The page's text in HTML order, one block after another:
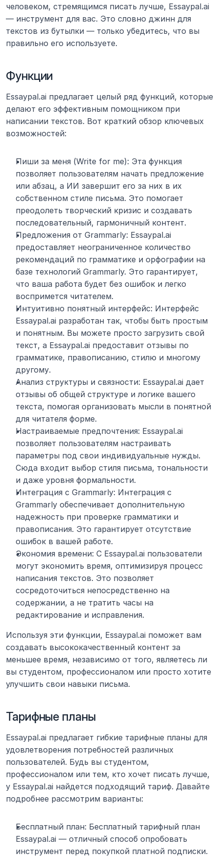
человеком, стремящимся писать лучше, Essaypal.ai
— инструмент для вас. Это словно джинн для
текстов из бутылки — только убедитесь, что вы
правильно его используете.
Функции
Essaypal.ai предлагает целый ряд функций, которые
делают его эффективным помощником при
написании текстов. Вот краткий обзор ключевых
возможностей:
Пиши за меня (Write for me): Эта функция
позволяет пользователям начать предложение
или абзац, а ИИ завершит его за них в их
собственном стиле письма. Это помогает
преодолеть творческий кризис и создавать
последовательный, гармоничный контент.
Предложения от Grammarly: Essaypal.ai
предоставляет неограниченное количество
рекомендаций по грамматике и орфографии на
базе технологий Grammarly. Это гарантирует,
что ваша работа будет без ошибок и легко
воспримется читателем.
Интуитивно понятный интерфейс: Интерфейс
Essaypal.ai разработан так, чтобы быть простым
и понятным. Вы можете просто загрузить свой
текст, а Essaypal.ai предоставит отзывы по
грамматике, правописанию, стилю и многому
другому.
Анализ структуры и связности: Essaypal.ai дает
отзывы об общей структуре и логике вашего
текста, помогая организовать мысли в понятной
для читателя форме.
Настраиваемые предпочтения: Essaypal.ai
позволяет пользователям настраивать
параметры под свои индивидуальные нужды.
Сюда входит выбор стиля письма, тональности
и даже уровня формальности.
Интеграция с Grammarly: Интеграция с
Grammarly обеспечивает дополнительную
надежность при проверке грамматики и
правописания. Это гарантирует отсутствие
ошибок в вашей работе.
Экономия времени: С Essaypal.ai пользователи
могут экономить время, оптимизируя процесс
написания текстов. Это позволяет
сосредоточиться непосредственно на
содержании, а не тратить часы на
редактирование и исправления.
Используя эти функции, Essaypal.ai поможет вам
создавать высококачественный контент за
меньшее время, независимо от того, являетесь ли
вы студентом, профессионалом или просто хотите
улучшить свои навыки письма.
Тарифные планы
Essaypal.ai предлагает гибкие тарифные планы для
удовлетворения потребностей различных
пользователей. Будь вы студентом,
профессионалом или тем, кто хочет писать лучше,
у Essaypal.ai найдется подходящий тариф. Давайте
подробнее рассмотрим варианты:
Бесплатный план: Бесплатный тарифный план
Essaypal.ai — отличный способ опробовать
инструмент перед покупкой платной подписки.